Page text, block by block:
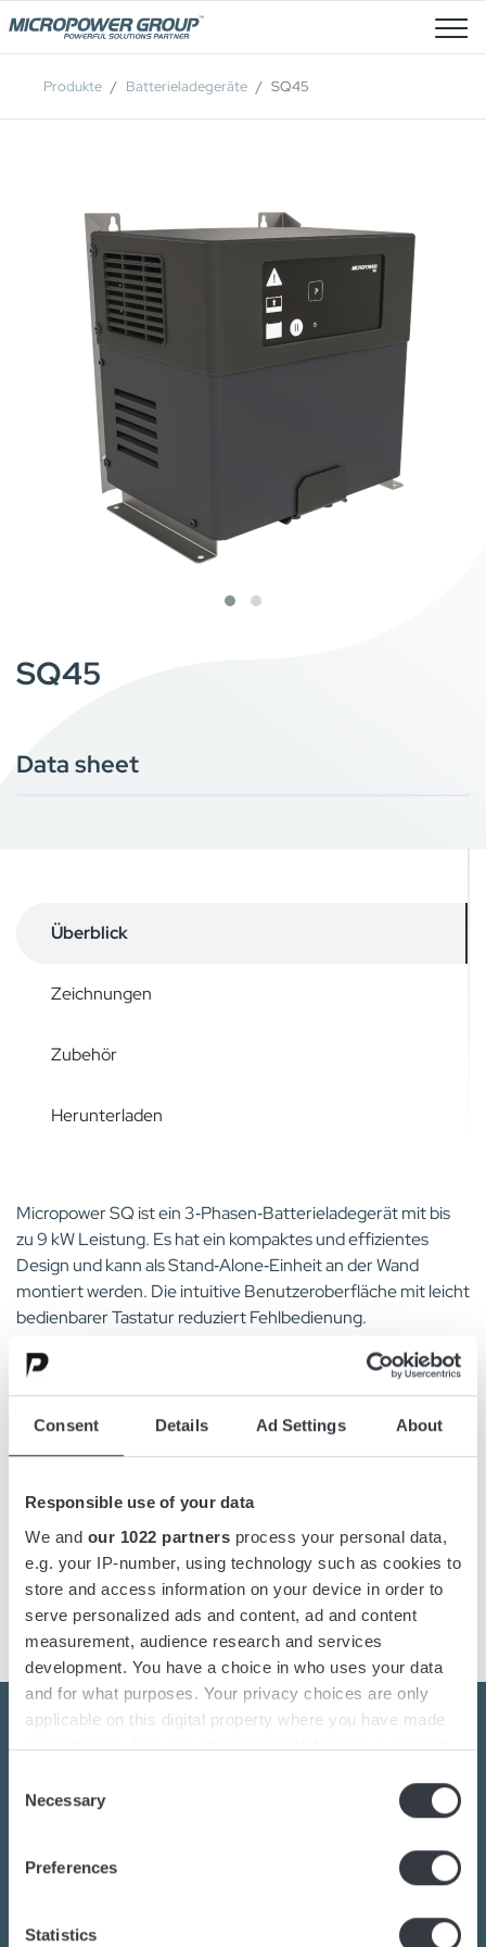
Consent Details Ad Settings About
Responsible use of your data
We and our 1022 partners process your personal data,
e.g. your IP-number, using technology such as cookies to
store and access information on your device in order to
serve personalized ads and content, ad and content
measurement, audience research and services
development. You have a choice in who uses your data
and for what purposes. Your privacy choices are only
applicable on this digital property where you have made
your choices. You can change or withdraw your consent
the Privacy trigger icon.
Collect information about your geographical
meters
Selection
Necessary
Preferences
Statistics
Stellenangebote
Produkte Batterieladegeräte SQ45
SQ45
Data sheet
Überblick
Zeichnungen
Zubehör
Herunterladen
Micropower SQ ist ein 3‑Phasen‑Batterieladegerät mit bis
zu 9 kW Leistung. Es hat ein kompaktes und effizientes
Design und kann als Stand‑Alone‑Einheit an der Wand
montiert werden. Die intuitive Benutzeroberfläche mit leicht
bedienbarer Tastatur reduziert Fehlbedienung.
Wandhalterung und Schlüsselloch. Kabelhalter sind
enthalten.
Die Konfiguration erfolgt über die GET‑App per NFC.
SQ45 Models
Sort models based on your needs
SQ45 24V/150A
Kontaktieren Sie uns noch
Sind Sie an der Umstellung auf nachhaltige